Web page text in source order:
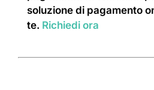
soluzione di pagamento
te. Richiedi ora